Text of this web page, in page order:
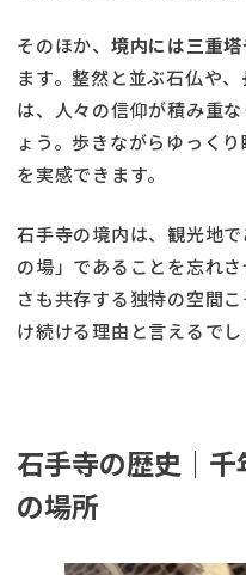
そのほか、 境内には三重
ます。整然と並ぶ石仏や
は、人々の信仰が積み重
ょう。歩きながらゆっく
を実感できます。
石手寺の境内は、観光地
の場」であることを忘れ
さも共存する独特の空間
け続ける理由と言えるでし
石手寺の歴史｜千
の場所